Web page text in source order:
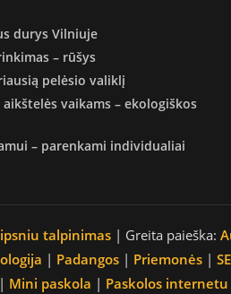
durys Vilniuje
– rūšys
pelėsio valiklį
vaikams – ekologiškos
– parenkami individualiai
talpinimas | Greita paieška:
| Padangos | Priemonės |
| Mini paskola | Paskolos internetu